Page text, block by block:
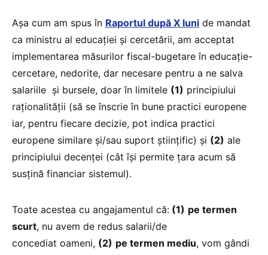
Așa cum am spus în Raportul după X luni de mandat
ca ministru al educației și cercetării, am acceptat
implementarea măsurilor fiscal-bugetare în educație-
cercetare, nedorite, dar necesare pentru a ne salva
salariile și bursele, doar în limitele (1) principiului
raționalității (să se înscrie în bune practici europene
iar, pentru fiecare decizie, pot indica practici
europene similare și/sau suport științific) și (2) ale
principiului decenței (cât își permite țara acum să
susțină financiar sistemul).
Toate acestea cu angajamentul că: (1) pe termen
scurt, nu avem de redus salarii/de
concediat oameni, (2) pe termen mediu, vom gândi